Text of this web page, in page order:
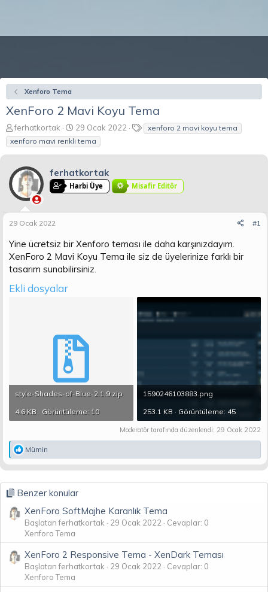
Xenforo Tema
XenForo 2 Mavi Koyu Tema
K
o
n
u
u
b
a
ş
a
t
a
ferhatkortak
B
a
ş
a
n
g
ç
r
h
29 Ocak 2022
E
t
l
r
xenforo 2 mavi koyu tema
xenforo mavi renkli tema
ferhatkortak
Harbi Üye Misafir Editör
29 Ocak 2022 #1
Yine ücretsiz bir Xenforo teması ile daha karşınızdayım.
XenForo 2 Mavi Koyu Tema ile siz de üyelerinize farklı bir
tasarım sunabilirsiniz.
Ekli dosyalar
style-Shades-of-Blue-2.1.9.zip
4.6 KB · Görüntüleme: 10
1590246103883.png
253.1 KB · Görüntüleme: 45
Moderatör tarafında düzenlendi: 29 Ocak 2022
T
e
l
e
r
:
Mümin
Benzer konular
XenForo SoftMajhe Karanlık Tema
Başlatan ferhatkortak 29 Ocak 2022
Cevaplar: 0
Xenforo Tema
XenForo 2 Responsive Tema - XenDark Teması
Başlatan ferhatkortak 29 Ocak 2022
Cevaplar: 0
Xenforo Tema